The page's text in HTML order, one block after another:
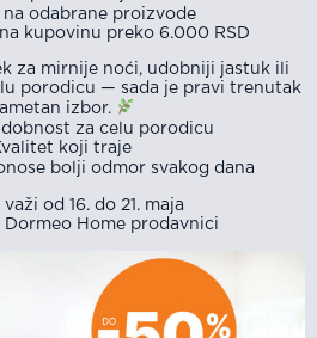
na odabrane proizvode
kupovinu preko 6.000 RSD
za mirnije noći, udobniji jastuk ili
porodicu — sada je pravi trenutak
izbor.
za celu porodicu
koji traje
bolji odmor svakog dana
od 16. do 21. maja
Dormeo Home prodavnici